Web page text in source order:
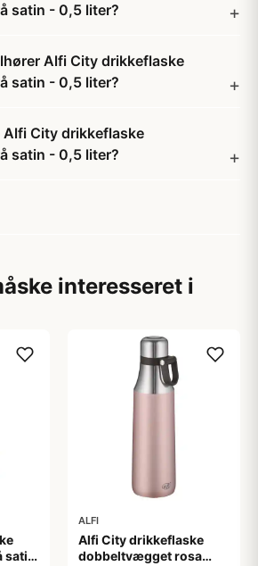
satin - 0,5 liter?
Alfi City drikkeflaske
satin - 0,5 liter?
Alfi City drikkeflaske
satin - 0,5 liter?
interesseret i
satin
ALFI
Alfi City drikkeflaske
dobbeltvægget rosa